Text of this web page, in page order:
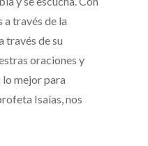
a través de la
través de su
oraciones y
lo mejor para
Isaías, nos